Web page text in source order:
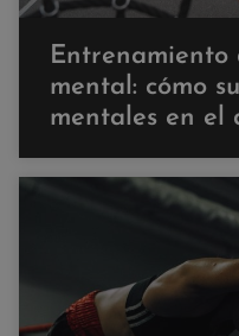
Entrenamiento
mental: cómo
mentales en el